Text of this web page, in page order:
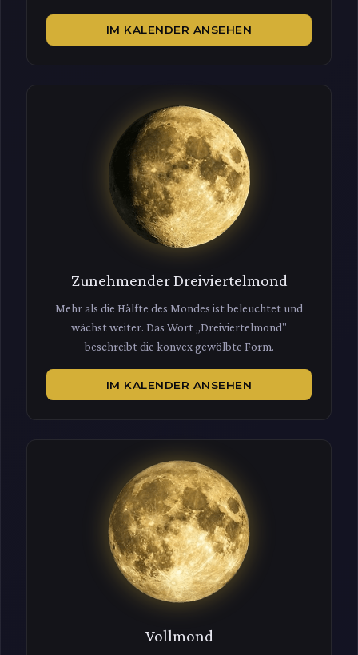
IM KALENDER ANSEHEN
Zunehmender Dreiviertelmond
Mehr als die Hälfte des Mondes ist beleuchtet und
wächst weiter. Das Wort „Dreiviertelmond"
beschreibt die konvex gewölbte Form.
IM KALENDER ANSEHEN
Vollmond